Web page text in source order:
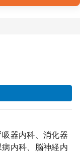
器内科、消化器
内科、脳神経内